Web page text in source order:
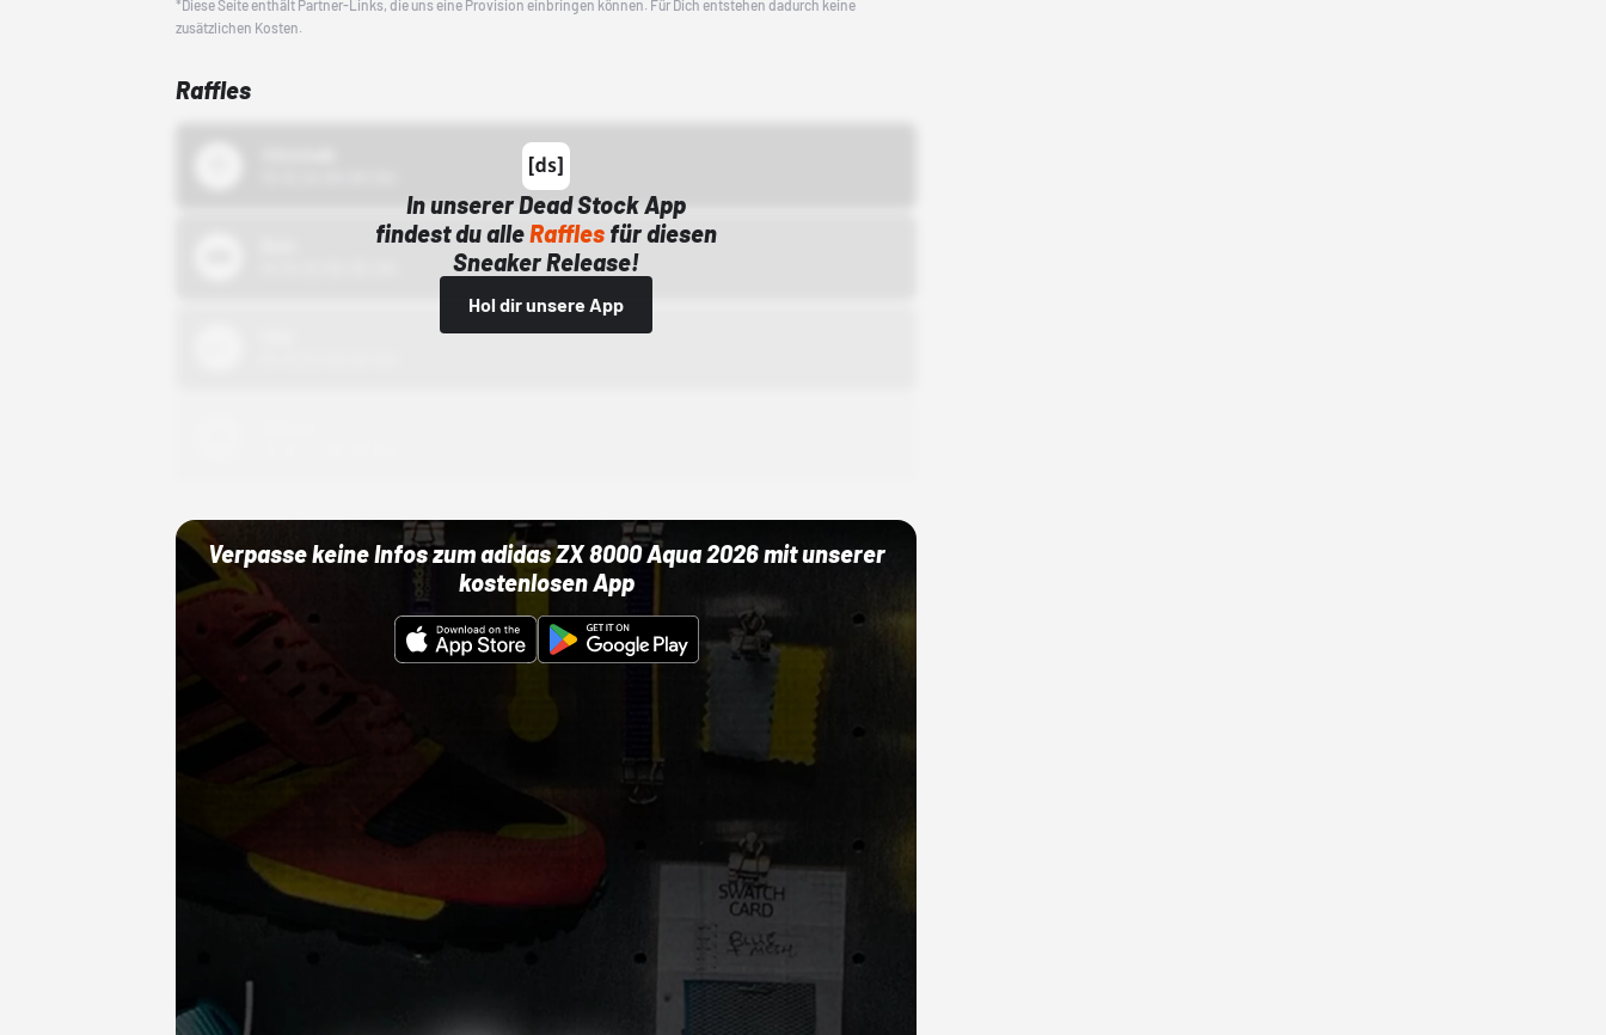
*Diese Seite enthält Partner-Links, die uns eine Provision einbringen können. Für Dich entstehen dadurch keine
zusätzlichen Kosten.
Raffles
In unserer Dead Stock App
findest du alleRaffles für diesen
Sneaker Release!
Hol dir unsere App
Verpasse keine Infos zum adidas ZX 8000 Aqua 2026 mit unserer
kostenlosen App